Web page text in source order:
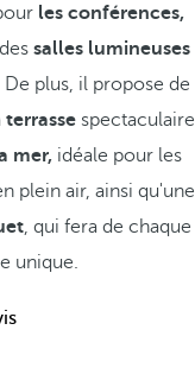
les conférences,
salles lumineuses
plus, il propose de
terrasse spectaculaire
mer,idéale pour les
plein air, ainsi qu'une
, qui fera de chaque
unique.